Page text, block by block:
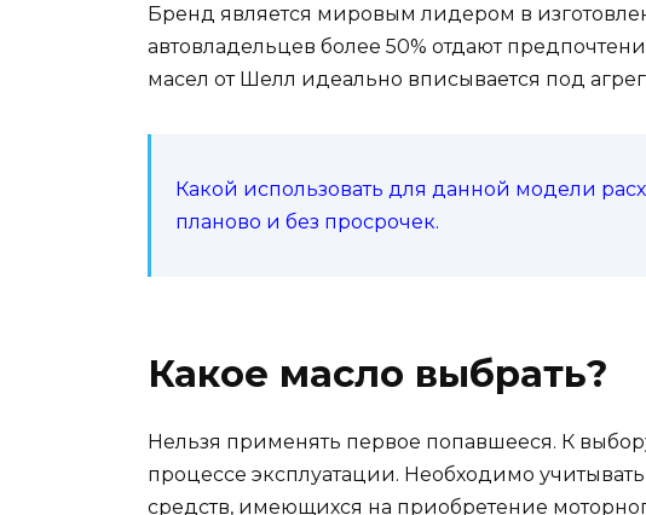
Бренд является мировым лидером в
автовладельцев более 50% отдают
масел от Шелл идеально вписывается под
Какой использовать для данной модели
планово и без просрочек.
Какое масло выбрать?
Нельзя применять первое попавшееся. К
процессе эксплуатации. Необходимо
средств, имеющихся на приобретение